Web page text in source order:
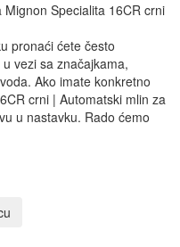
Specialita 16CR crni
pronaći ćete često
vezi sa značajkama,
Ako imate konkretno
crni | Automatski mlin za
u nastavku. Rado ćemo